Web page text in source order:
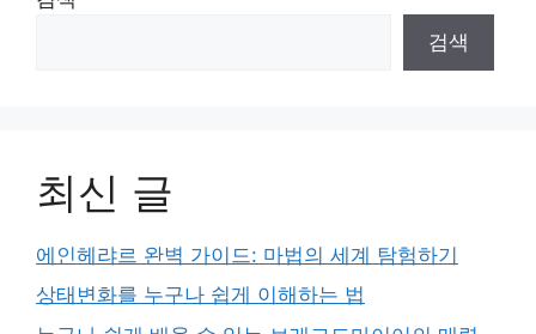
검색
최신 글
에인헤랴르 완벽 가이드: 마법의 세계 탐험하기
상태변화를 누구나 쉽게 이해하는 법